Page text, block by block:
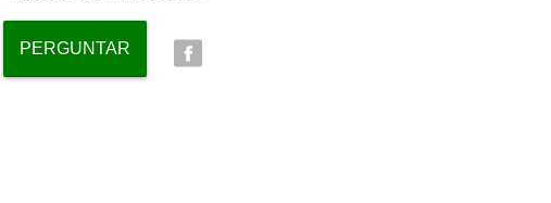
PERGUNTAR